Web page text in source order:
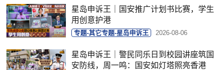
星岛申诉王｜国安推广计划书比赛，学生
用创意护港
专题-其它专题-星岛申诉王 2026-08-06
星岛申诉王｜警民同乐日到校园讲座筑国
安防线，周一鸣：国安如灯塔照亮香港